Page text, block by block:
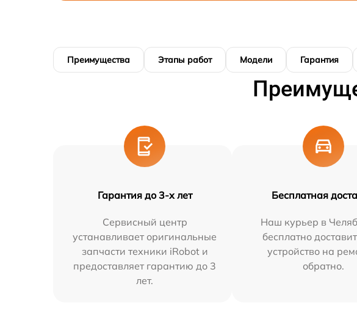
Преимущества Этапы работ Модели Гарантия
Гарантия до 3-х лет
Сервисный центр
устанавливает оригинальные
запчасти техники iRobot и
предоставляет гарантию до 3
лет.
Бесплатная
Наш курьер в
бесплатно
устройство на
обратно.